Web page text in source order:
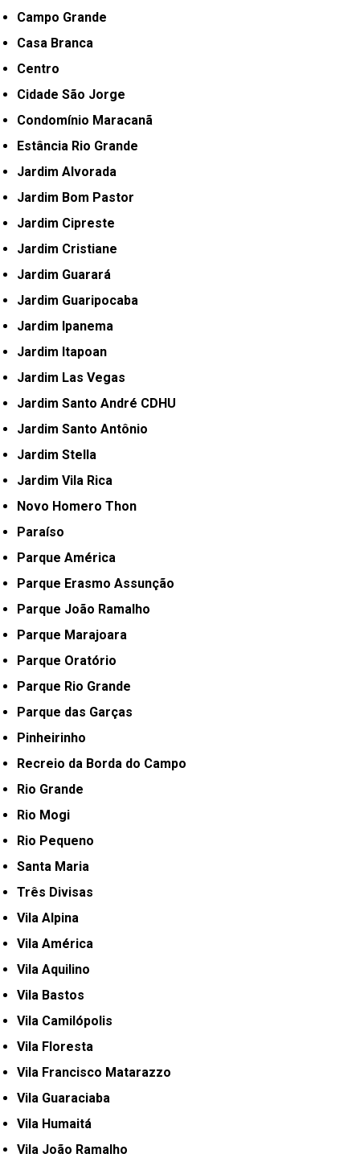
Campo Grande
Casa Branca
Centro
Cidade São Jorge
Condomínio Maracanã
Estância Rio Grande
Jardim Alvorada
Jardim Bom Pastor
Jardim Cipreste
Jardim Cristiane
Jardim Guarará
Jardim Guaripocaba
Jardim Ipanema
Jardim Itapoan
Jardim Las Vegas
Jardim Santo André CDHU
Jardim Santo Antônio
Jardim Stella
Jardim Vila Rica
Novo Homero Thon
Paraíso
Parque América
Parque Erasmo Assunção
Parque João Ramalho
Parque Marajoara
Parque Oratório
Parque Rio Grande
Parque das Garças
Pinheirinho
Recreio da Borda do Campo
Rio Grande
Rio Mogi
Rio Pequeno
Santa Maria
Três Divisas
Vila Alpina
Vila América
Vila Aquilino
Vila Bastos
Vila Camilópolis
Vila Floresta
Vila Francisco Matarazzo
Vila Guaraciaba
Vila Humaitá
Vila João Ramalho